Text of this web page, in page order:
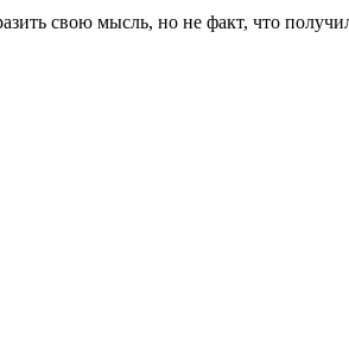
свою мысль, но не факт, что